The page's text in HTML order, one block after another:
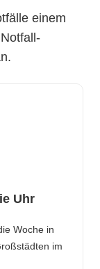
einem
Uhr
Woche in
im